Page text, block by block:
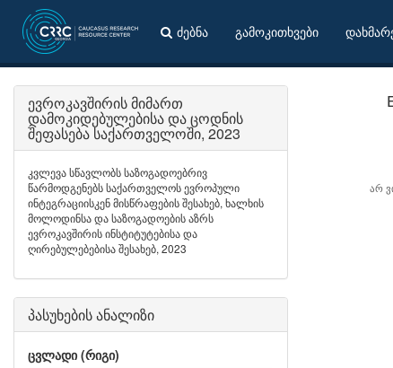
ძებნა გამოკითხვები
არ
ევროკავშირის მიმართ
დამოკიდებულებისა და ცოდნის
შეფასება საქართველოში, 2023
კვლევა სწავლობს საზოგადოებრივ
წარმოდგენებს საქართველოს ევროპული
ინტეგრაციისკენ მისწრაფების შესახებ, ხალხის
მოლოდინსა და საზოგადოების აზრს
ევროკავშირის ინსტიტუტებისა და
ღირებულებებისა შესახებ, 2023
პასუხების ანალიზი
ცვლადი (რიგი)